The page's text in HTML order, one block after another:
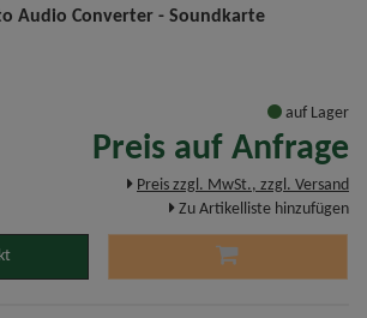
Audio Converter - Soundkarte
auf Lager
Preis auf Anfrage
Preis zzgl. MwSt., zzgl. Versand
Zu Artikelliste hinzufügen